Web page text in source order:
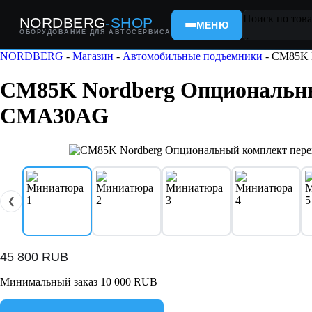
NORDBERG-SHOP
ОБОРУДОВАНИЕ ДЛЯ АВТОСЕРВИСА
МЕНЮ
Поиск по
×
NORDBERG - Магазин - Автомобильные подъемники - CM85K
CM85K Nordberg
CMA30AG
❮
45 800 RUB
Минимальный заказ 10 000 RUB